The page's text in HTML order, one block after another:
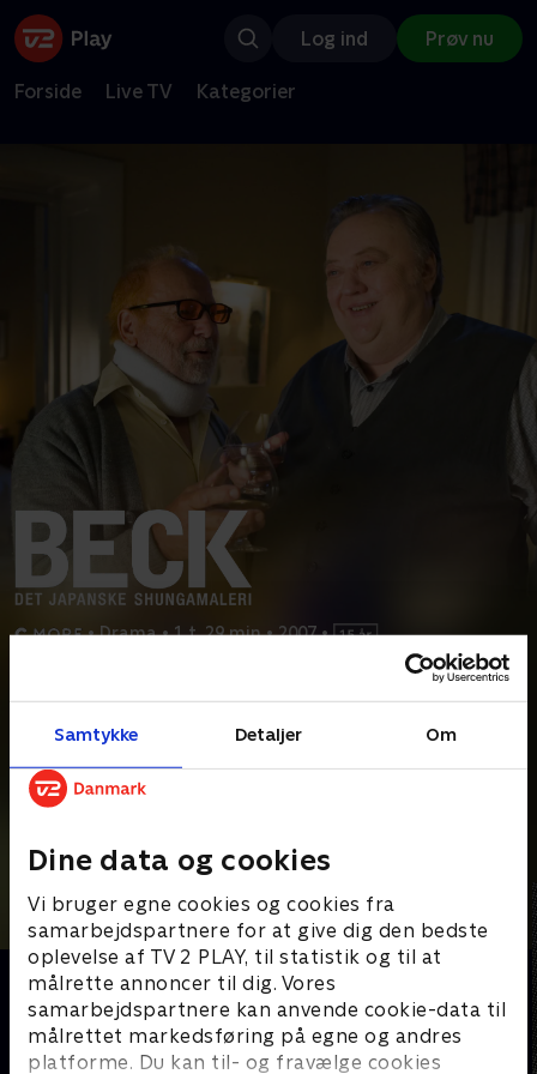
Samtykke Detaljer Om
Dine data og cookies
Vi bruger egne cookies og cookies fra
samarbejdspartnere for at give dig den bedste
oplevelse af TV 2 PLAY, til statistik og til at
målrette annoncer til dig. Vores
samarbejdspartnere kan anvende cookie-data til
målrettet markedsføring på egne og andres
platforme. Du kan til- og fravælge cookies
Log ind Prøv nu
Forside Live TV Kategorier
• Drama • 1 t. 29 min • 2007 •
En kvinde findes myrdet på et hotel. Liget er anbragt på en
seng, hvilket giver associationer til et kendt
Prøv TV 2 Play*
*Kræver pakken Basis. Administrer dit abonnement på Mit TV 2.
Andre så også